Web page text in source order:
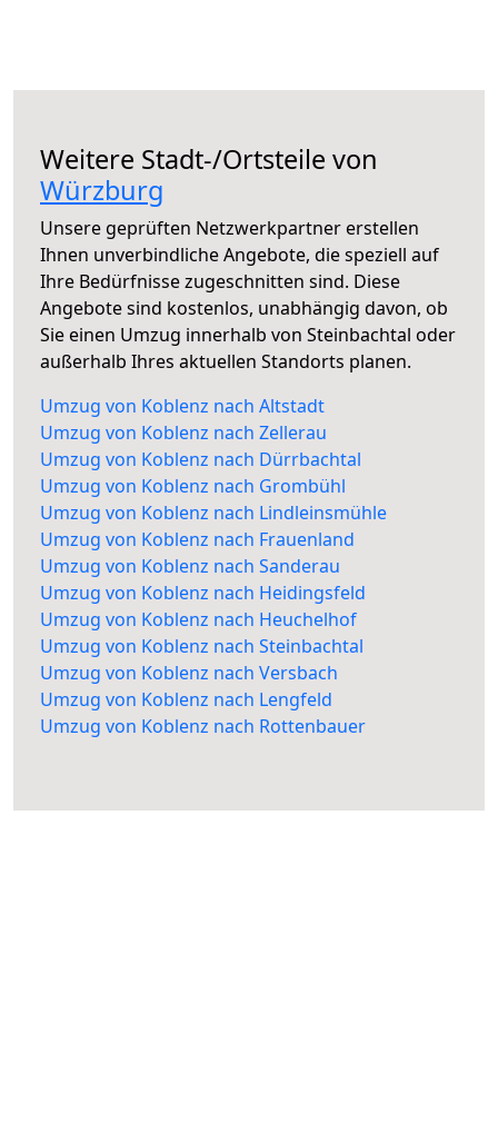
Weitere Stadt-/Ortsteile von
Würzburg
Unsere geprüften Netzwerkpartner erstellen
Ihnen unverbindliche Angebote, die speziell auf
Ihre Bedürfnisse zugeschnitten sind. Diese
Angebote sind kostenlos, unabhängig davon, ob
Sie einen Umzug innerhalb von Steinbachtal oder
außerhalb Ihres aktuellen Standorts planen.
Umzug von Koblenz nach Altstadt
Umzug von Koblenz nach Zellerau
Umzug von Koblenz nach Dürrbachtal
Umzug von Koblenz nach Grombühl
Umzug von Koblenz nach Lindleinsmühle
Umzug von Koblenz nach Frauenland
Umzug von Koblenz nach Sanderau
Umzug von Koblenz nach Heidingsfeld
Umzug von Koblenz nach Heuchelhof
Umzug von Koblenz nach Steinbachtal
Umzug von Koblenz nach Versbach
Umzug von Koblenz nach Lengfeld
Umzug von Koblenz nach Rottenbauer